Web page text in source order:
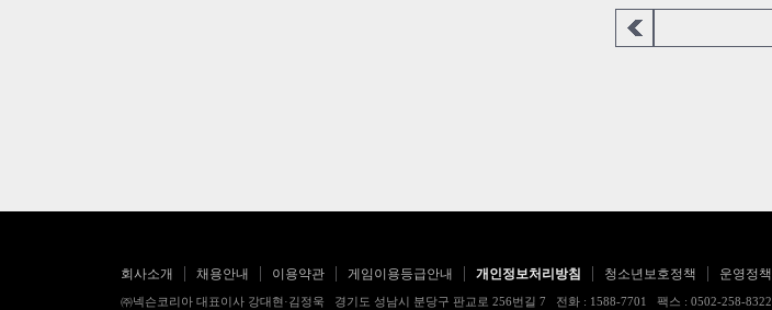
회사소개 채용안내 이용약관 게임이용등급안내 개인정보처리방침 청소년보호정책 운영정책
㈜넥슨코리아 대표이사 강대현·김정욱 경기도 성남시 분당구 판교로 256번길 7 전화 : 1588-7701 팩스 : 0502-258-8322